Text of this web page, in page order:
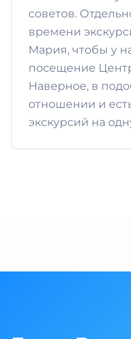
советов.
времени
Мария, чтобы у
посещение
Наверное, в
отношении и
экскурсий на